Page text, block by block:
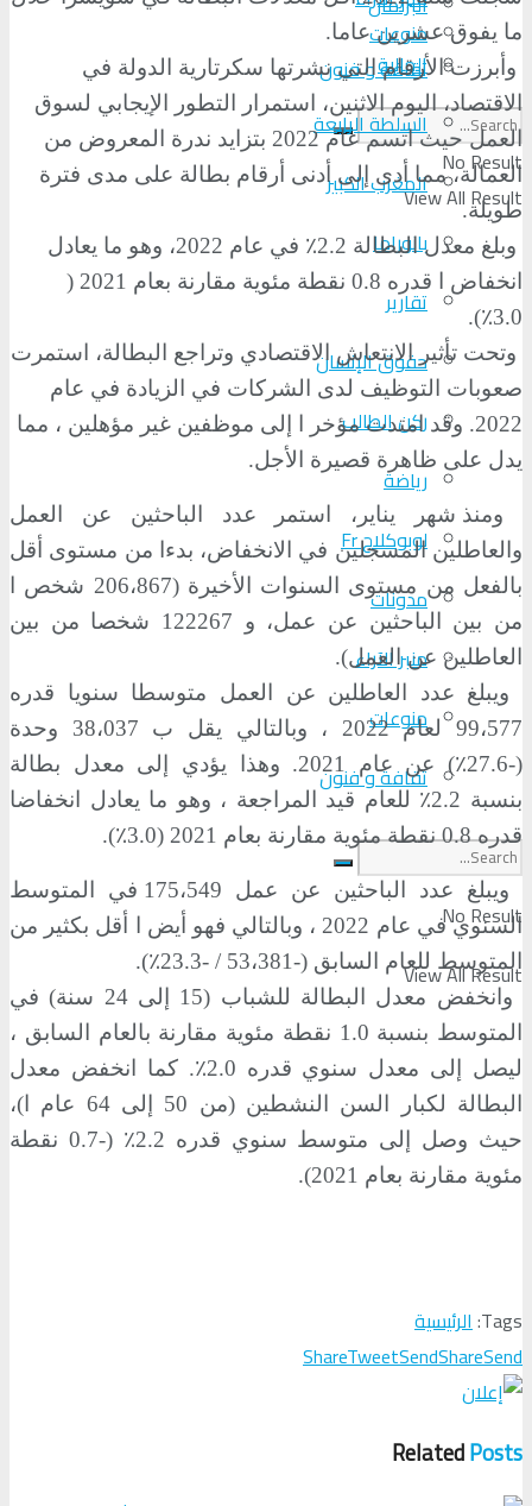
منوعات
ثقافة و فنون
No Result
View All Result
الجالية
السلطة الرابعة
المغرب الكبير
بانوراما
تقارير
حقوق الإنسان
ركن الطالب
رياضة
لوبوكلاج Fr
مدونات
منبر الآراء
منوعات
ثقافة و فنون
No Result
View All Result
ما يفوق عشرين عاما.
وأبرزت الأرقام التي نشرتها سكرتارية الدولة في
الاقتصاد، اليوم الاثنين، استمرار التطور الإيجابي لسوق
العمل حيث اتسم عام 2022 بتزايد ندرة المعروض من
العمالة، مما أدى إلى أدنى أرقام بطالة على مدى فترة
طويلة.
وبلغ معدل البطالة 2.2٪ في عام 2022، وهو ما يعادل
انخفاض ا قدره 0.8 نقطة مئوية مقارنة بعام 2021 (
3.0٪).
وتحت تأثير الانتعاش الاقتصادي وتراجع البطالة، استمرت
صعوبات التوظيف لدى الشركات في الزيادة في عام
2022. وقد امتدت مؤخر ا إلى موظفين غير مؤهلين ، مما
يدل على ظاهرة قصيرة الأجل.
ومنذ شهر يناير، استمر عدد الباحثين عن العمل
والعاطلين المسجلين في الانخفاض، بدءا من مستوى أقل
بالفعل من مستوى السنوات الأخيرة (206،867 شخص ا
من بين الباحثين عن عمل، و 122267 شخصا من بين
العاطلين عن العمل).
ويبلغ عدد العاطلين عن العمل متوسطا سنويا قدره
99،577 لعام 2022 ، وبالتالي يقل ب 38،037 وحدة
(-27.6٪) عن عام 2021. وهذا يؤدي إلى معدل بطالة
بنسبة 2.2٪ للعام قيد المراجعة ، وهو ما يعادل انخفاضا
قدره 0.8 نقطة مئوية مقارنة بعام 2021 (3.0٪).
ويبلغ عدد الباحثين عن عمل 175،549 في المتوسط
السنوي في عام 2022 ، وبالتالي فهو أيض ا أقل بكثير من
المتوسط للعام السابق (-53،381 / -23.3٪).
وانخفض معدل البطالة للشباب (15 إلى 24 سنة) في
المتوسط بنسبة 1.0 نقطة مئوية مقارنة بالعام السابق ،
ليصل إلى معدل سنوي قدره 2.0٪. كما انخفض معدل
البطالة لكبار السن النشطين (من 50 إلى 64 عام ا)،
حيث وصل إلى متوسط سنوي قدره 2.2٪ (-0.7 نقطة
مئوية مقارنة بعام 2021).
Tags: الرئيسية
ShareTweetSendShareSend
RelatedPosts